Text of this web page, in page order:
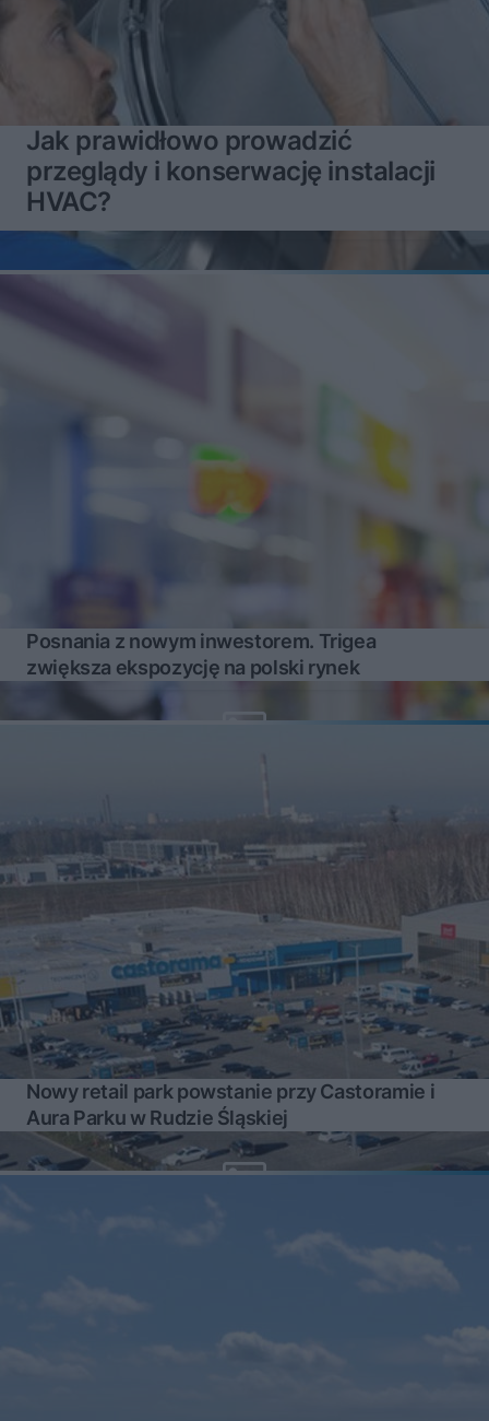
Jak prawidłowo prowadzić
przeglądy i konserwację instalacji
HVAC?
Posnania z nowym inwestorem. Trigea
zwiększa ekspozycję na polski rynek
Nowy retail park powstanie przy Castoramie i
Aura Parku w Rudzie Śląskiej